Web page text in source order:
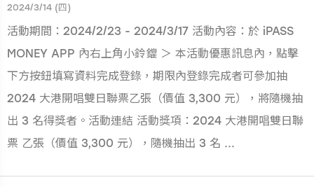
2024/3/14 (四)
活動期間：2024/2/23 - 2024/3/17 活動內容：於 iPASS
MONEY APP 內右上角小鈴鐺 ＞ 本活動優惠訊息內，點擊
下方按鈕填寫資料完成登錄，期限內登錄完成者可參加抽
2024 大港開唱雙日聯票乙張（價值 3,300 元），將隨機抽
出 3 名得獎者。活動連結 活動獎項：2024 大港開唱雙日聯
票 乙張（價值 3,300 元），隨機抽出 3 名 ...